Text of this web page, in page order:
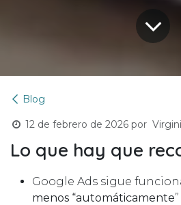
Blog
12 de febrero de 2026 por
Lo que hay que
Google Ads sigue
menos “automáticamente